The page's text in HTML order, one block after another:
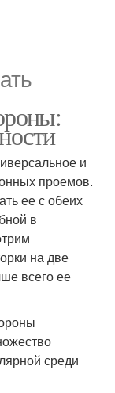
и
проемов.
ее с обеих
в
на две
всего ее
среди